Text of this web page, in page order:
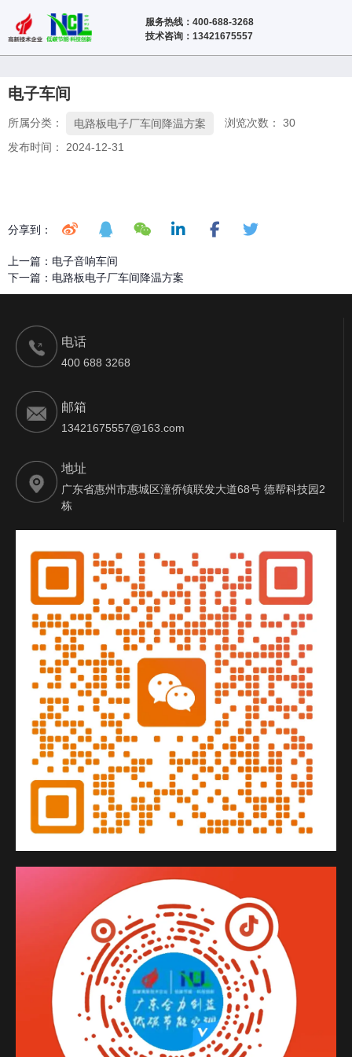
服务热线：400-688-3268
技术咨询：13421675557
电子车间
所属分类： 电路板电子厂车间降温方案 浏览次数： 30
发布时间： 2024-12-31
分享到：
上一篇： 电子音响车间
下一篇： 电路板电子厂车间降温方案
电话
400 688 3268
邮箱
13421675557@163.com
地址
广东省惠州市惠城区潼侨镇联发大道68号 德帮科技园2
栋